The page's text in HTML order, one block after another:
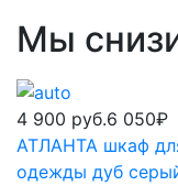
Мы
4 900 руб.6 050₽
АТЛАНТА шкаф
одежды дуб